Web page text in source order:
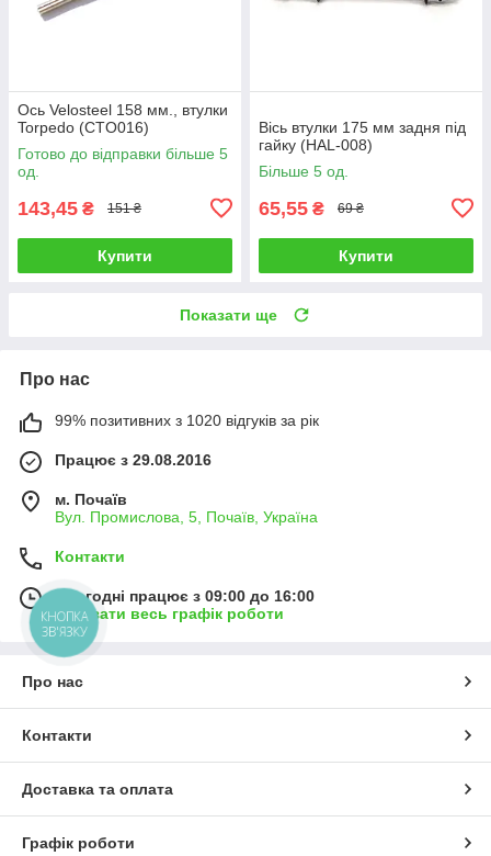
Ось Velosteel 158 мм., втулки
Torpedo (CTO016)
Готово до відправки більше 5
од.
143,45 ₴ 151 ₴
Купити
Вісь втулки 175 мм задня під
гайку (HAL-008)
Більше 5 од.
65,55 ₴ 69 ₴
Купити
Показати ще
Про нас
99% позитивних з 1020 відгуків за рік
Працює з 29.08.2016
м. Почаїв
Вул. Промислова, 5, Почаїв, Україна
Контакти
Сьогодні працює з 09:00 до 16:00
Показати весь графік роботи
Про нас
Контакти
Доставка та оплата
Графік роботи
КНОПКА
ЗВ'ЯЗКУ